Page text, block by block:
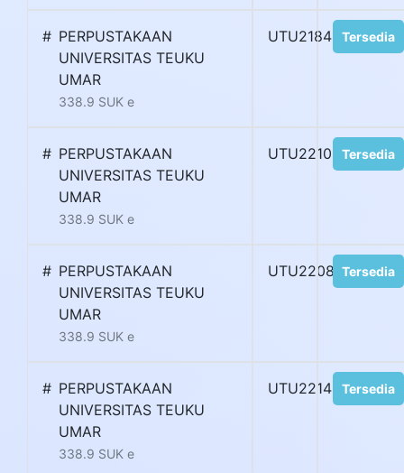
# PERPUSTAKAAN
UNIVERSITAS TEUKU
UMAR
338.9 SUK e
UTU21848QTersedia
# PERPUSTAKAAN
UNIVERSITAS TEUKU
UMAR
338.9 SUK e
UTU22109HTersedia
# PERPUSTAKAAN
UNIVERSITAS TEUKU
UMAR
338.9 SUK e
UTU22081GTersedia
# PERPUSTAKAAN
UNIVERSITAS TEUKU
UMAR
338.9 SUK e
UTU22146ITersedia